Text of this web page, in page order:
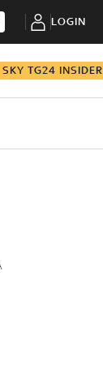
LOGIN
SKY TG24 INSIDER